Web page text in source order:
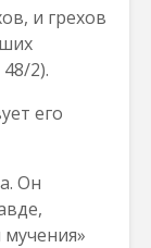
и грехов
2).
его
Он